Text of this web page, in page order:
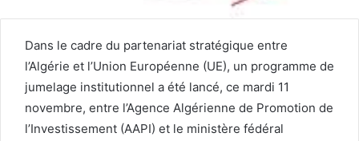
Dans le cadre du partenariat stratégique entre
l’Algérie et l’Union Européenne (UE), un programme de
jumelage institutionnel a été lancé, ce mardi 11
novembre, entre l’Agence Algérienne de Promotion de
l’Investissement (AAPI) et le ministère fédéral